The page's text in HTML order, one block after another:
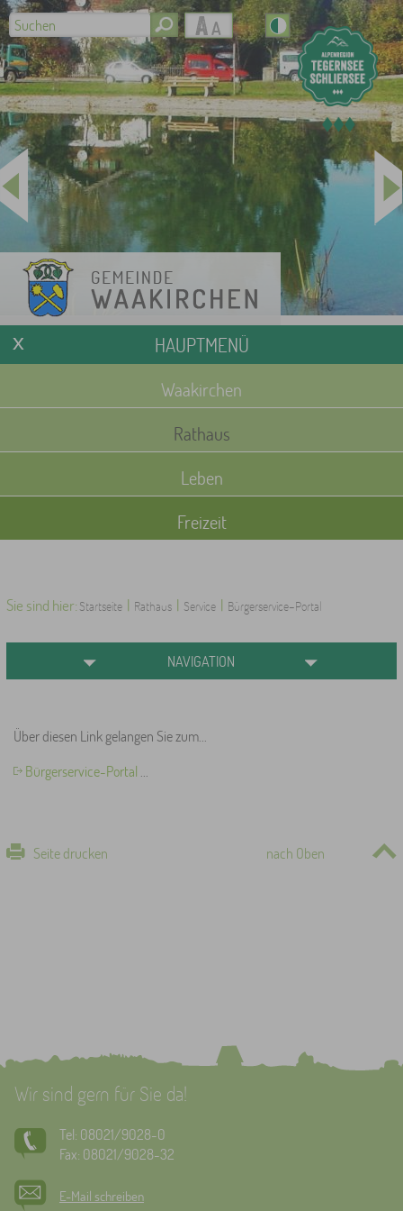
HAUPTMENÜ
Waakirchen
Rathaus
Leben
Freizeit
Sie sind hier: Startseite | Rathaus | Service | Bürgerservice-Portal
NAVIGATION
Über diesen Link gelangen Sie zum...
Bürgerservice-Portal
Seite drucken nach Oben
Wir sind gern für Sie da!
Tel: 08021/9028-0
Fax: 08021/9028-32
E-Mail schreiben